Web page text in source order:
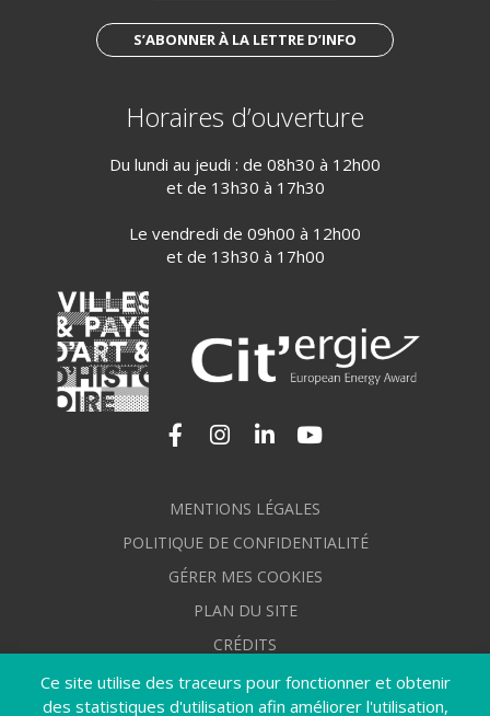
Ce site utilise des traceurs pour fonctionner et obtenir
des statistiques d'utilisation afin améliorer l'utilisation,
S’ABONNER À LA LETTRE D’INFO
Horaires d’ouverture
Du lundi au jeudi : de 08h30 à 12h00
et de 13h30 à 17h30
Le vendredi de 09h00 à 12h00
et de 13h30 à 17h00
Lien vers le compte Facebook
Lien vers le compte Instagram
Lien vers le compte
MENTIONS LÉGALES
POLITIQUE DE CONFIDENTIALITÉ
GÉRER MES COOKIES
PLAN DU SITE
CRÉDITS
ACCESSIBILITÉ : NON CONFORME